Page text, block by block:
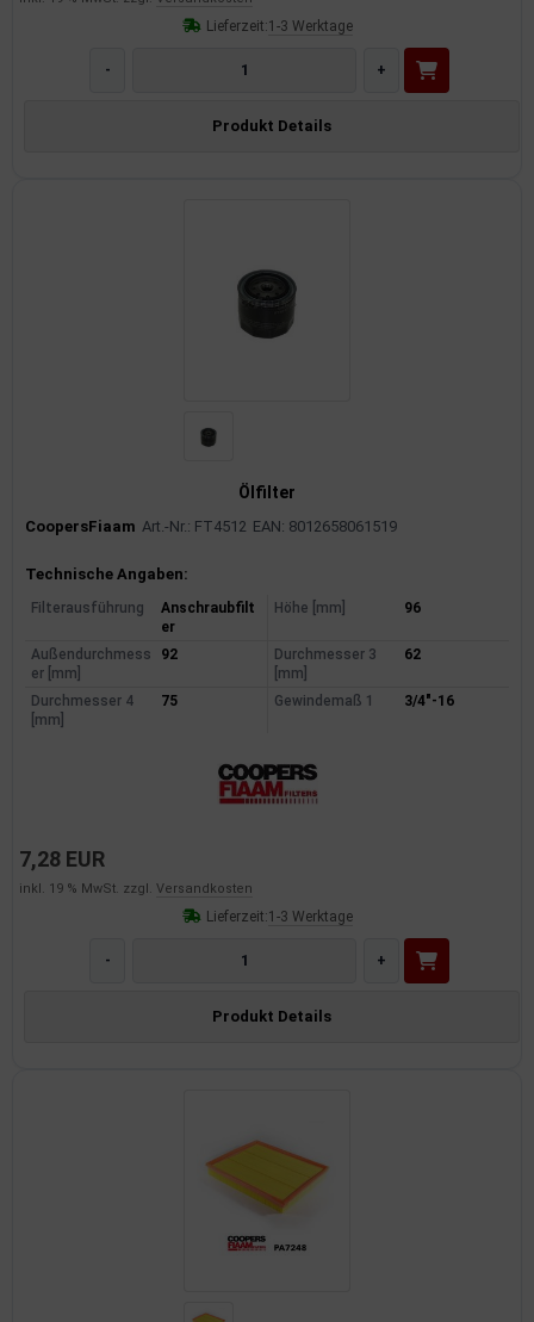
Lieferzeit:1-3 Werktage
- +
Produkt Details
Ölfilter
CoopersFiaam Art.-Nr.: FT4512 EAN: 8012658061519
Produktinformationen
Technische Angaben:
Filterausführung
Anschraubfilt
er
Höhe [mm] 96
Außendurchmess
er [mm]
92
Durchmesser 3
[mm]
62
Durchmesser 4
[mm]
75 Gewindemaß 1 3/4"-16
7,28 EUR
inkl. 19 % MwSt. zzgl. Versandkosten
Lieferzeit:1-3 Werktage
- +
Produkt Details